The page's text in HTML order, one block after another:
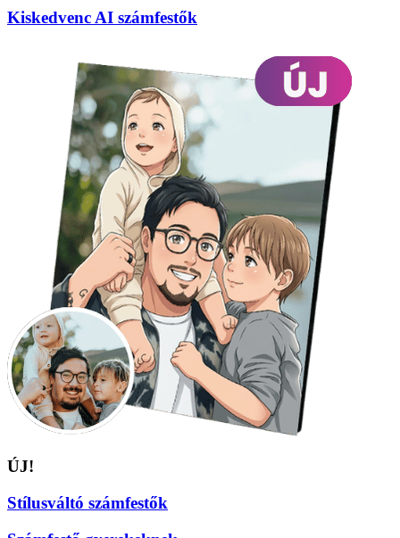
Kiskedvenc AI számfestők
ÚJ!
Stílusváltó számfestők